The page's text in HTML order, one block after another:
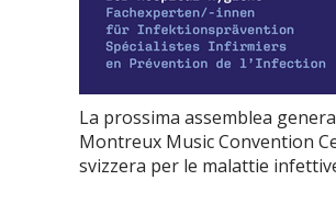
La prossima assemblea
Montreux Music Convention
svizzera per le malattie